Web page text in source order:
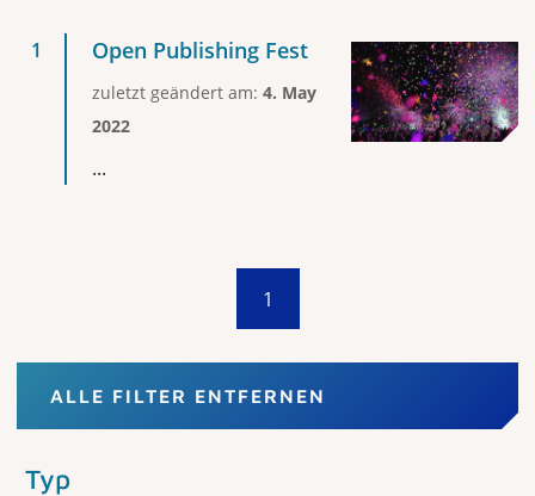
Open Publishing Fest
zuletzt geändert am: 4. May
2022
...
1
ALLE FILTER ENTFERNEN
Typ